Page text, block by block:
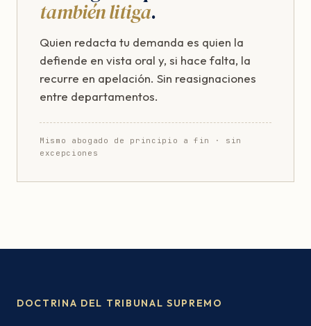
también litiga.
Quien redacta tu demanda es quien la
defiende en vista oral y, si hace falta, la
recurre en apelación. Sin reasignaciones
entre departamentos.
Mismo abogado de principio a fin · sin
excepciones
DOCTRINA DEL TRIBUNAL SUPREMO